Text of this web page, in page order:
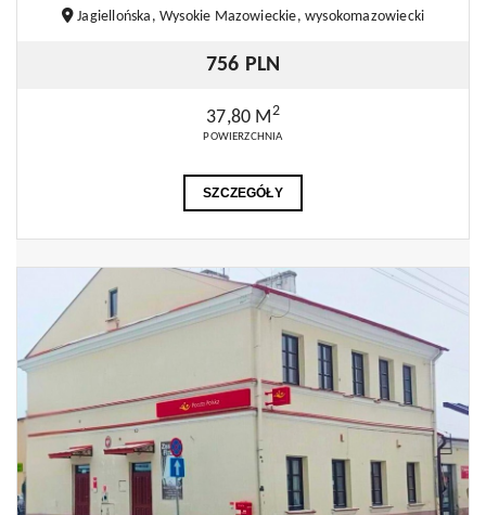
Jagiellońska, Wysokie Mazowieckie, wysokomazowiecki
756 PLN
37,80 M2
POWIERZCHNIA
SZCZEGÓŁY